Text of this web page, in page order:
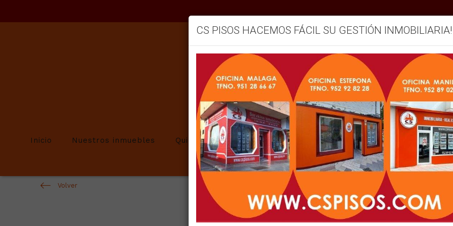
Inicio Nuestros inmuebles Quienes somos Servicios Vendemos su inmueble Blog
Volver Siguiente
CS PISOS HACEMOS FÁCIL SU GESTIÓN INMOBILIARIA!